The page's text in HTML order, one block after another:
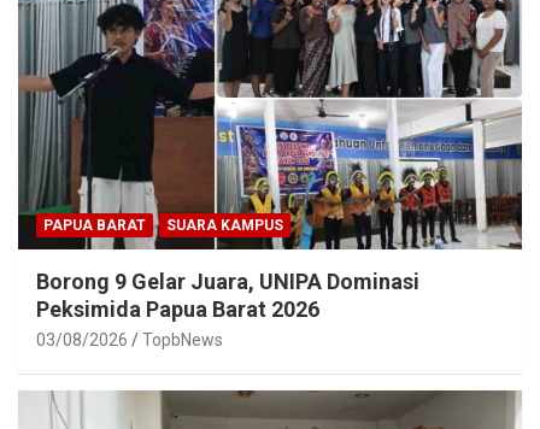
PAPUA BARAT SUARA KAMPUS
Borong 9 Gelar Juara, UNIPA Dominasi
Peksimida Papua Barat 2026
03/08/2026 TopbNews